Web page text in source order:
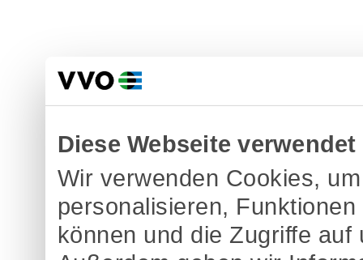
Diese Webseite
Wir verwenden Cookies,
personalisieren,
können und die Zugriffe